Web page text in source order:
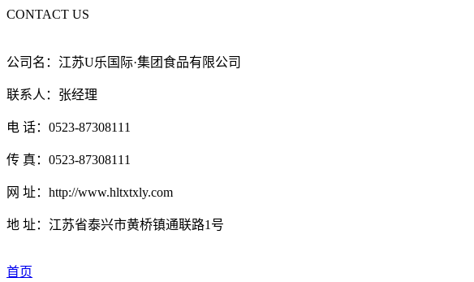
CONTACT US
公司名：江苏U乐国际·集团食品有限公司
联系人：张经理
电 话：0523-87308111
传 真：0523-87308111
网 址：http://www.hltxtxly.com
地 址：江苏省泰兴市黄桥镇通联路1号
首页